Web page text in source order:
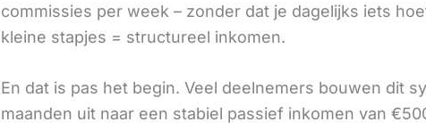
commissies per week – zonder dat je dagelijks iets
kleine stapjes = structureel inkomen.
En dat is pas het begin. Veel deelnemers bouwen dit
maanden uit naar een stabiel passief inkomen van